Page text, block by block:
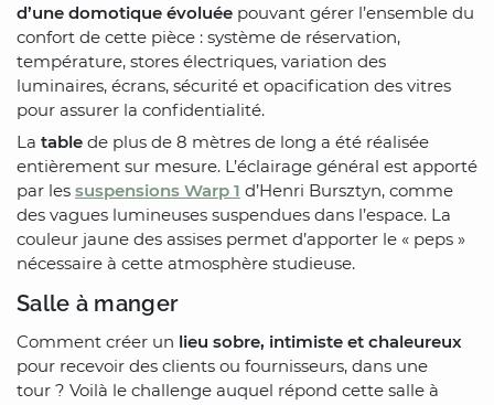
d’une domotique évoluée pouvant gérer l’ensemble du
confort de cette pièce : système de réservation,
température, stores électriques, variation des
luminaires, écrans, sécurité et opacification des vitres
pour assurer la confidentialité.
La table de plus de 8 mètres de long a été réalisée
entièrement sur mesure. L’éclairage général est apporté
par les suspensions Warp 1 d’Henri Bursztyn, comme
des vagues lumineuses suspendues dans l’espace. La
couleur jaune des assises permet d’apporter le « peps »
nécessaire à cette atmosphère studieuse.
Salle à manger
Comment créer un lieu sobre, intimiste et chaleureux
pour recevoir des clients ou fournisseurs, dans une
tour ? Voilà le challenge auquel répond cette salle à